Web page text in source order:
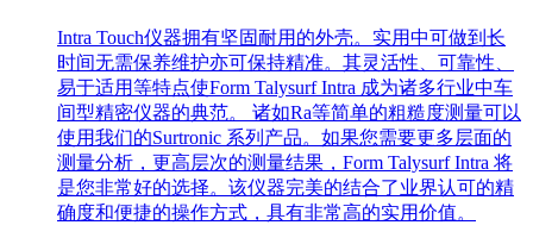
Intra Touch仪器拥有坚固耐用的外壳。实用中可做到长
时间无需保养维护亦可保持精准。其灵活性、可靠性、
易于适用等特点使Form Talysurf Intra 成为诸多行业中车
间型精密仪器的典范。 诸如Ra等简单的粗糙度测量可以
使用我们的Surtronic 系列产品。如果您需要更多层面的
测量分析，更高层次的测量结果，Form Talysurf Intra 将
是您非常好的选择。该仪器完美的结合了业界认可的精
确度和便捷的操作方式，具有非常高的实用价值。